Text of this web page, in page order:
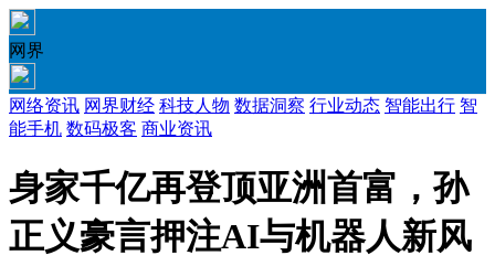
网界
网络资讯 网界财经 科技人物 数据洞察 行业动态 智能出行 智
能手机 数码极客 商业资讯
身家千亿再登顶亚洲首富，孙
正义豪言押注AI与机器人新风